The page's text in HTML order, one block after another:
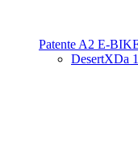
Patente A2 E-
DesertXDa